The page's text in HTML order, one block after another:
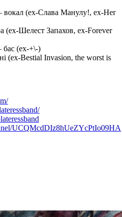
(ex-Слава Манулу!, ex-Her
(ex-Шелест Запахов, ex-Forever
(ех-+\-)
(ex-Bestial Invasion, the worst is
UCQMcdDIz8hUeZYcPtIo09HA